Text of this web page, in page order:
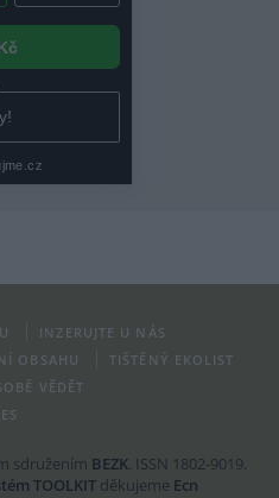
INZERUJTE U NÁS
OBSAHU
TIŠTĚNÝ EKOLIST
VĚDĚT
sdružením BEZK. ISSN 1802-9019.
TOOLKIT děkujeme Ecn